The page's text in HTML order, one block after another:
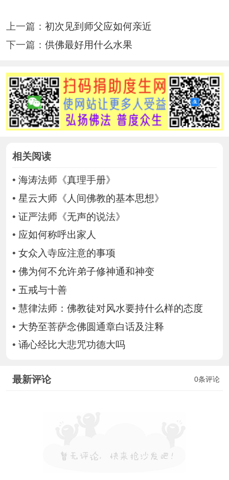
上一篇： 初次见到师父应如何亲近
下一篇： 供佛最好用什么水果
相关阅读
• 海涛法师《真理手册》
• 星云大师《人间佛教的基本思想》
• 证严法师《无声的说法》
• 应如何称呼出家人
• 女众入寺应注意的事项
• 佛为何不允许弟子修神通和神变
• 五戒与十善
• 慧律法师：佛教徒对风水要持什么样的态度
• 大势至菩萨念佛圆通章白话及注释
• 诵心经比大悲咒功德大吗
0条评论
最新评论